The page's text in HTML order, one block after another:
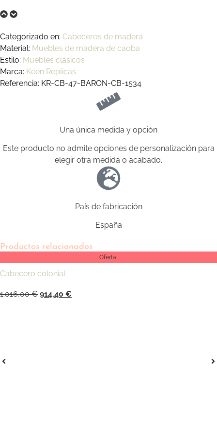
Categorizado en: Cabeceros de madera
Material: Muebles de madera de caoba
Estilo: Muebles clásicos
Marca: Keen Replicas
Referencia: KR-CB-47-BARON-CB-1534
Una única medida y opción
Este producto no admite opciones de personalización para
elegir otra medida o acabado.
País de fabricación
España
Productos relacionados
Oferta!
Cabecero colonial
1.016,00€ 914,40 €